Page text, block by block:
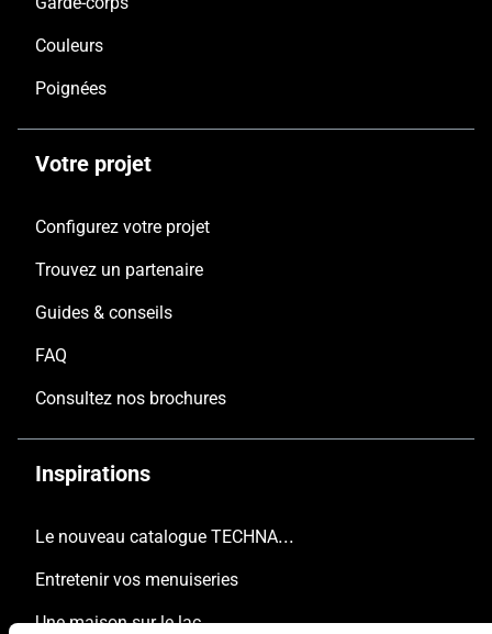
Couleurs
Poignées
Votre projet
Configurez votre projet
Trouvez un partenaire
Guides & conseils
FAQ
Consultez nos brochures
Inspirations
Le nouveau catalogue TECHNAL est arrivé
Entretenir vos menuiseries
Une maison sur le lac